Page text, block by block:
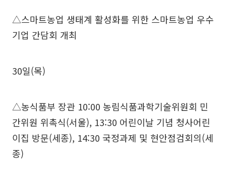
△스마트농업 생태계 활성화를 위한 스마트농업 우수
기업 간담회 개최
30일(목)
△농식품부 장관 10:00 농림식품과학기술위원회 민
간위원 위촉식(서울), 13:30 어린이날 기념 청사어린
이집 방문(세종), 14:30 국정과제 및 현안점검회의(세
종)